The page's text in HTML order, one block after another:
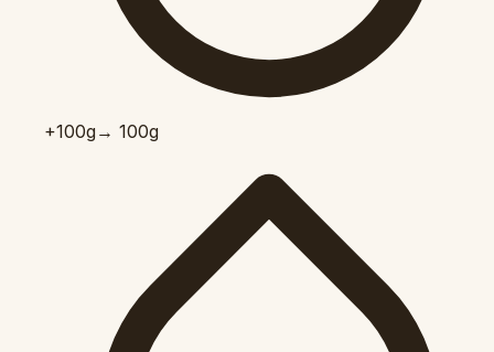
+100g→ 100g